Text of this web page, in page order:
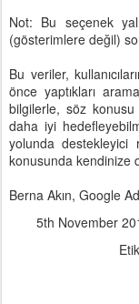
Not: Bu seçenek
(gösterimlere değil)
Bu veriler,
önce yaptıkları
bilgilerle, söz konusu
daha iyi
yolunda destekleyici
konusunda kendinize
Berna Akın, Google
5th November